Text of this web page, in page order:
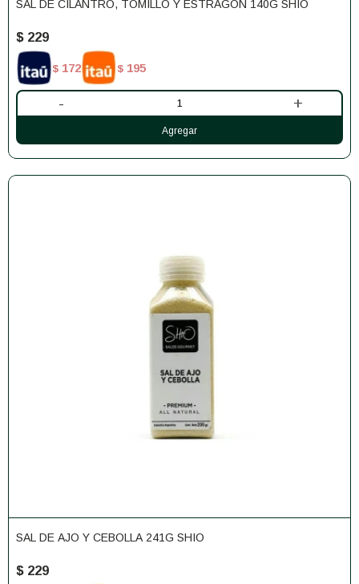
SAL DE CILANTRO, TOMILLO Y ESTRAGON 140G SHIO
$ 229
$ 172 $ 195
- +
SAL DE AJO Y CEBOLLA 241G SHIO
$ 229